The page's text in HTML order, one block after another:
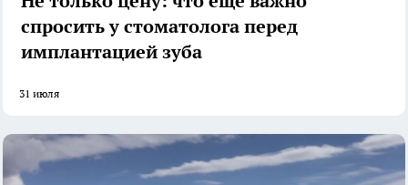
спросить у стоматолога перед
имплантацией зуба
31 июля